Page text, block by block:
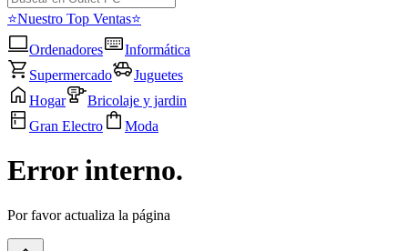
⭐Nuestro Top Ventas⭐
Ordenadores
Informática
Supermercado
Juguetes
Hogar
Bricolaje y jardin
Gran Electro
Moda
Error interno.
Por favor actualiza la página